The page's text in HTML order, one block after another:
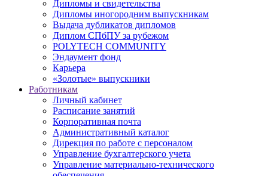
Дипломы и свидетельства
Дипломы иногородним выпускникам
Выдача дубликатов дипломов
Диплом СПбПУ за рубежом
POLYTECH COMMUNITY
Эндаумент фонд
Карьера
«Золотые» выпускники
Работникам
Личный кабинет
Расписание занятий
Корпоративная почта
Административный каталог
Дирекция по работе с персоналом
Управление бухгалтерского учета
Управление материально-технического